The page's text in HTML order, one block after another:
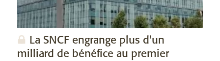
La SNCF engrange plus d'un
milliard de bénéfice au premier